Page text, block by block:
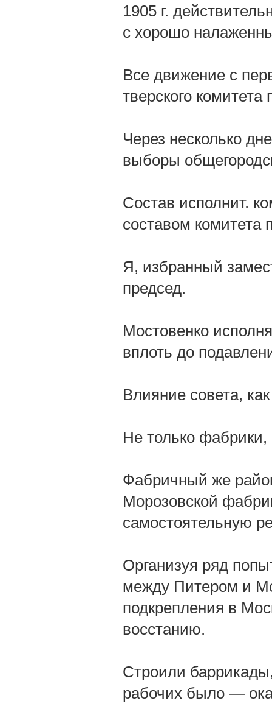
1905 г.
с хорошо
Все движение с
тверского комитета
Через несколько
выборы
Состав исполнит.
составом комитета
Я, избранный
председ.
Мостовенко
вплоть до
Влияние совета,
Не только фабрики,
Фабричный же
Морозовской
самостоятельную
Организуя ряд
между Питером и
подкрепления в
восстанию.
Строили
рабочих было —